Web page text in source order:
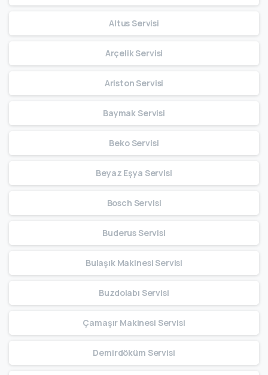
Altus Servisi
Arçelik Servisi
Ariston Servisi
Baymak Servisi
Beko Servisi
Beyaz Eşya Servisi
Bosch Servisi
Buderus Servisi
Bulaşık Makinesi Servisi
Buzdolabı Servisi
Çamaşır Makinesi Servisi
Demirdöküm Servisi